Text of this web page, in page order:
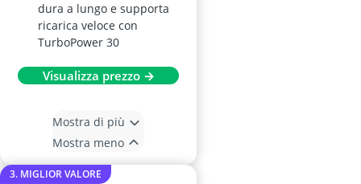
dura a lungo e supporta
ricarica veloce con
TurboPower 30
Visualizza prezzo →
Mostra di più
Mostra meno
3. MIGLIOR VALORE